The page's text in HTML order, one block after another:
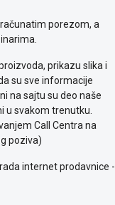
porezom, a
prikazu slika i
su sve informacije
na sajtu su deo naše
u svakom trenutku.
Call Centra na
poziva)
internet prodavnice -